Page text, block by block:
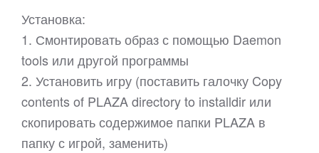
Установка:
1. Смонтировать образ с помощью Daemon
tools или другой программы
2. Установить игру (поставить галочку Copy
contents of PLAZA directory to installdir или
скопировать содержимое папки PLAZA в
папку с игрой, заменить)